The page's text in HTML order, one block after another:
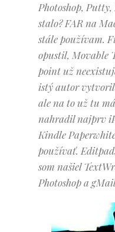
Photoshop,
stalo? FAR na
stále používam.
opustil, Movable
point už
istý autor vytvoril
ale na to už tu
nahradil najprv
Kindle
používať.
som našiel
Photoshop a